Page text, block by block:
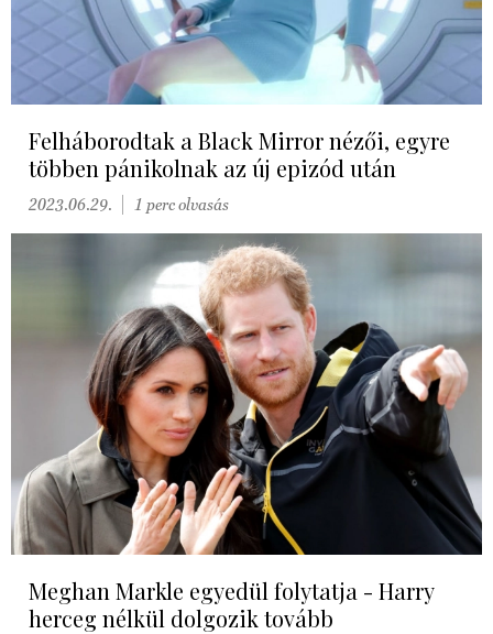
Felháborodtak a Black Mirror nézői, egyre
többen pánikolnak az új epizód után
2023.06.29. 1 perc olvasás
Meghan Markle egyedül folytatja - Harry
herceg nélkül dolgozik tovább